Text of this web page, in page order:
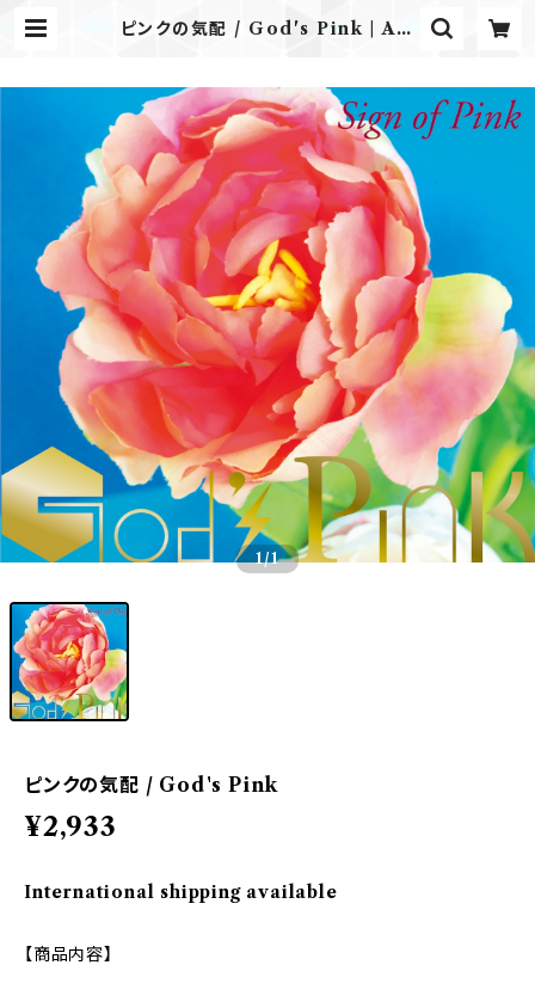
ピンクの気配 / God's Pink | Air
1/1
ピンクの気配 / God's Pink
¥2,933
International shipping available
【商品内容】